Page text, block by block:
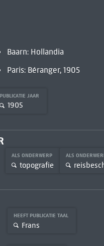
Baarn: Hollandia
Paris: Béranger, 1905
PUBLICATIE JAAR
1905
ALS ONDERWERP
topografie
ALS
HEEFT PUBLICATIE TAAL
Frans